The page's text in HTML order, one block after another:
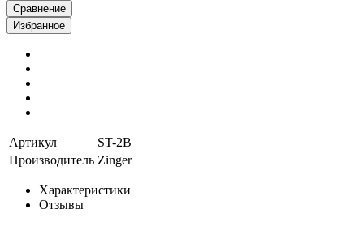
Сравнение
Избранное
Артикул
ST-2В
Производитель Zinger
Характеристики
Отзывы